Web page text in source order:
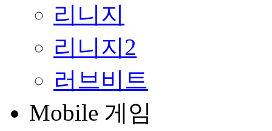
리니지
리니지2
러브비트
Mobile 게임